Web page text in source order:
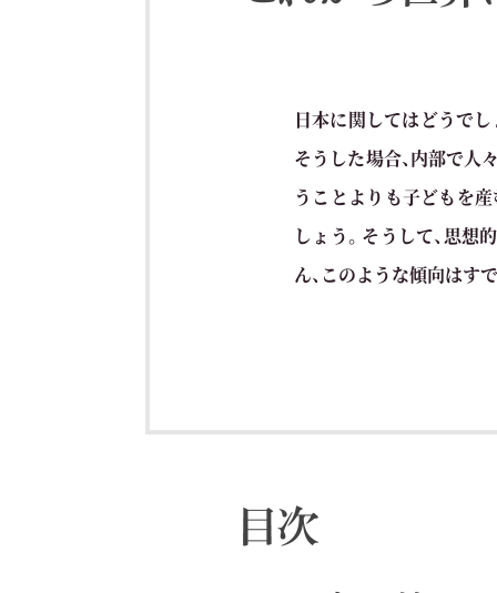
日本に関してはどうで
そうした場合、内部で人
うことよりも子どもを
しょう。そうして、思
ん、このような傾向はす